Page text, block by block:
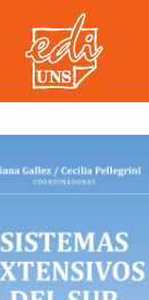
Abordaje
se ha añadido a tu